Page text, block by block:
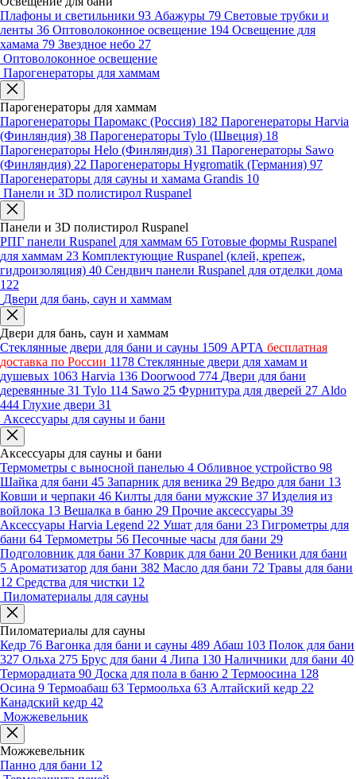
Плафоны и светильники 93 Абажуры 79 Световые трубки и
ленты 36 Оптоволоконное освещение 194 Освещение для
хамама 79 Звездное небо 27
Оптоволоконное освещение
Парогенераторы для хаммам
Парогенераторы для хаммам
Парогенераторы Паромакс (Россия) 182 Парогенераторы Harvia
(Финляндия) 38 Парогенераторы Tylo (Швеция) 18
Парогенераторы Helo (Финляндия) 31 Парогенераторы Sawo
(Финляндия) 22 Парогенераторы Hygromatik (Германия) 97
Парогенераторы для сауны и хамама Grandis 10
Панели и 3D полистирол Ruspanel
Панели и 3D полистирол Ruspanel
РПГ панели Ruspanel для хаммам 65 Готовые формы Ruspanel
для хаммам 23 Комплектующие Ruspanel (клей, крепеж,
гидроизоляция) 40 Сендвич панели Ruspanel для отделки дома
122
Двери для бань, саун и хаммам
Двери для бань, саун и хаммам
Стеклянные двери для бани и сауны 1509 АРТА бесплатная
доставка по России 1178 Стеклянные двери для хамам и
душевых 1063 Harvia 136 Doorwood 774 Двери для бани
деревянные 31 Tylo 114 Sawo 25 Фурнитура для дверей 27 Aldo
444 Глухие двери 31
Аксессуары для сауны и бани
Аксессуары для сауны и бани
Термометры с выносной панелью 4 Обливное устройство 98
Шайка для бани 45 Запарник для веника 29 Ведро для бани 13
Ковши и черпаки 46 Килты для бани мужские 37 Изделия из
войлока 13 Вешалка в баню 29 Прочие аксессуары 39
Аксессуары Harvia Legend 22 Ушат для бани 23 Гигрометры для
бани 64 Термометры 56 Песочные часы для бани 29
Подголовник для бани 37 Коврик для бани 20 Веники для бани
5 Ароматизатор для бани 382 Масло для бани 72 Травы для бани
12 Средства для чистки 12
Пиломатериалы для сауны
Пиломатериалы для сауны
Кедр 76 Вагонка для бани и сауны 489 Абаш 103 Полок для бани
327 Ольха 275 Брус для бани 4 Липа 130 Наличники для бани 40
Терморадиата 90 Доска для пола в баню 2 Термоосина 128
Осина 9 Термоабаш 63 Термоольха 63 Алтайский кедр 22
Канадский кедр 42
Можжевельник
Можжевельник
Панно для бани 12